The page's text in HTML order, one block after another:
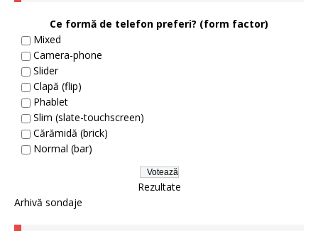
Ce formă de telefon preferi? (form factor)
Mixed
Camera-phone
Slider
Clapă (flip)
Phablet
Slim (slate-touchscreen)
Cărămidă (brick)
Normal (bar)
Rezultate
Arhivă sondaje